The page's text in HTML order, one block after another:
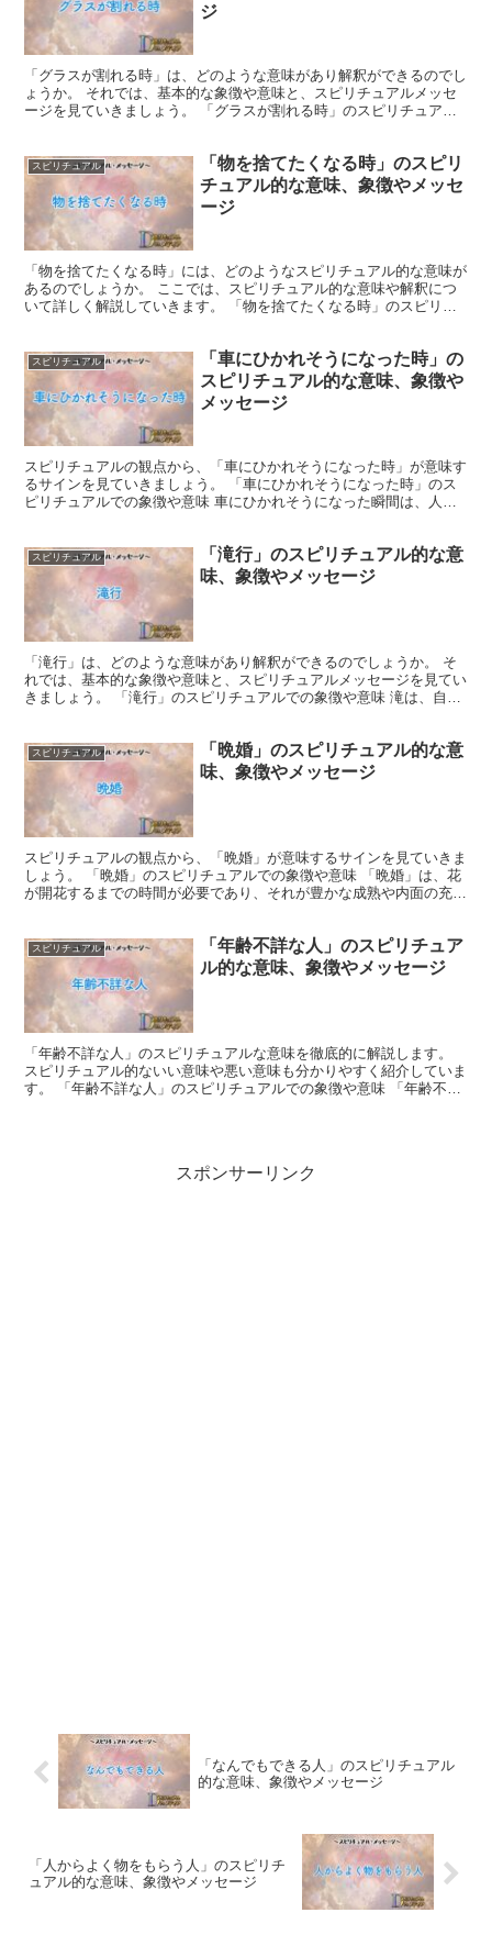
ジ
「グラスが割れる時」は、どのような意味があり解釈ができるのでし
ょうか。 それでは、基本的な象徴や意味と、スピリチュアルメッセ
ージを見ていきましょう。 「グラスが割れる時」のスピリチュアル
スピリチュアル
「物を捨てたくなる時」のスピリ
チュアル的な意味、象徴やメッセ
ージ
「物を捨てたくなる時」には、どのようなスピリチュアル的な意味が
あるのでしょうか。 ここでは、スピリチュアル的な意味や解釈につ
いて詳しく解説していきます。 「物を捨てたくなる時」のスピリチ
スピリチュアル
「車にひかれそうになった時」の
スピリチュアル的な意味、象徴や
メッセージ
スピリチュアルの観点から、「車にひかれそうになった時」が意味す
るサインを見ていきましょう。 「車にひかれそうになった時」のス
ピリチュアルでの象徴や意味 車にひかれそうになった瞬間は、人生
スピリチュアル
「滝行」のスピリチュアル的な意
味、象徴やメッセージ
「滝行」は、どのような意味があり解釈ができるのでしょうか。 そ
れでは、基本的な象徴や意味と、スピリチュアルメッセージを見てい
きましょう。 「滝行」のスピリチュアルでの象徴や意味 滝は、自然
スピリチュアル
「晩婚」のスピリチュアル的な意
味、象徴やメッセージ
スピリチュアルの観点から、「晩婚」が意味するサインを見ていきま
しょう。 「晩婚」のスピリチュアルでの象徴や意味 「晩婚」は、花
が開花するまでの時間が必要であり、それが豊かな成熟や内面の充実
スピリチュアル
「年齢不詳な人」のスピリチュア
ル的な意味、象徴やメッセージ
「年齢不詳な人」のスピリチュアルな意味を徹底的に解説します。
スピリチュアル的ないい意味や悪い意味も分かりやすく紹介していま
す。 「年齢不詳な人」のスピリチュアルでの象徴や意味 「年齢不詳
スポンサーリンク
「なんでもできる人」のスピリチュアル
的な意味、象徴やメッセージ
「人からよく物をもらう人」のスピリチ
ュアル的な意味、象徴やメッセージ